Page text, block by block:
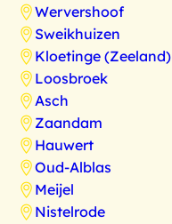
Wervershoof
Sweikhuizen
Kloetinge (Zeeland)
Loosbroek
Asch
Zaandam
Hauwert
Oud-Alblas
Meijel
Nistelrode